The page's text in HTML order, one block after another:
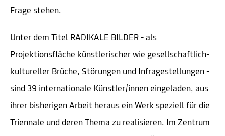
Frage stehen.
Unter dem Titel RADIKALE BILDER - als
Projektionsfläche künstlerischer wie gesellschaftlich-
kultureller Brüche, Störungen und Infragestellungen -
sind 39 internationale Künstler/innen eingeladen, aus
ihrer bisherigen Arbeit heraus ein Werk speziell für die
Triennale und deren Thema zu realisieren. Im Zentrum